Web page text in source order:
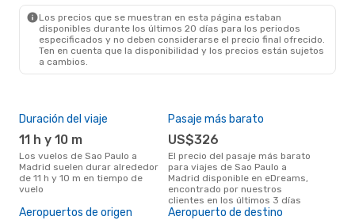
Los precios que se muestran en esta página estaban
disponibles durante los últimos 20 días para los periodos
especificados y no deben considerarse el precio final ofrecido.
Ten en cuenta que la disponibilidad y los precios están sujetos
a cambios.
Duración del viaje
11 h y 10 m
Los vuelos de Sao Paulo a
Madrid suelen durar alrededor
de 11 h y 10 m en tiempo de
vuelo
Pasaje más barato
US$326
El precio del pasaje más barato
para viajes de Sao Paulo a
Madrid disponible en eDreams,
encontrado por nuestros
clientes en los últimos 3 días
Aeropuertos de origen Aeropuerto de destino